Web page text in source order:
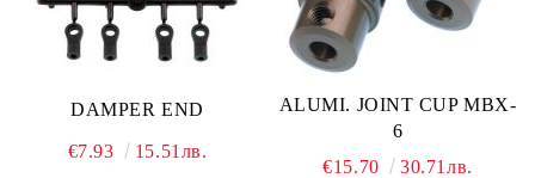
DAMPER END
€7.93 15.51лв.
ALUMI. JOINT CUP MBX-
6
€15.70
30.71лв.